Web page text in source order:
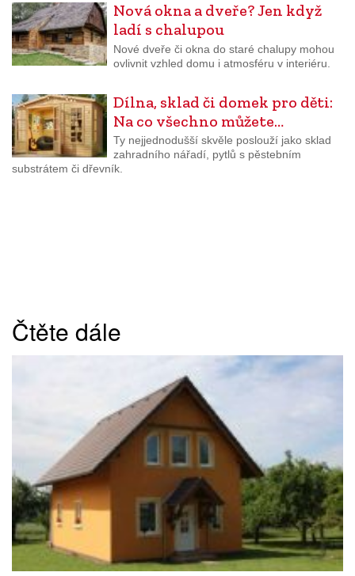
Nová okna a dveře? Jen když
ladí s chalupou
Nové dveře či okna do staré chalupy mohou
ovlivnit vzhled domu i atmosféru v interiéru.
Dílna, sklad či domek pro děti:
Na co všechno můžete…
Ty nejjednodušší skvěle poslouží jako sklad
zahradního nářadí, pytlů s pěstebním
substrátem či dřevník.
Čtěte dále